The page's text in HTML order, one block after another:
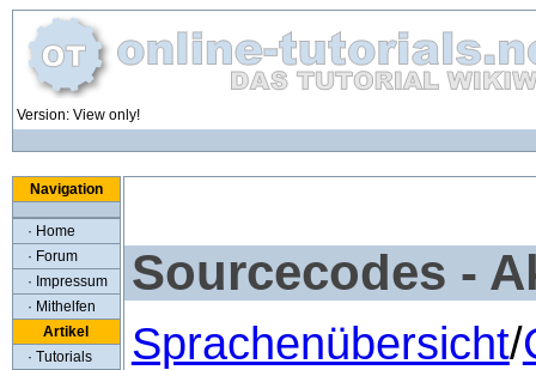
Version: View only!
Navigation
· Home
· Forum
· Impressum
· Mithelfen
Artikel
· Tutorials
Sourcecodes -
Sprachenübersicht/